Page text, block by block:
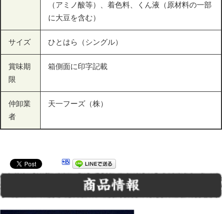
（アミノ酸等）、着色料、くん液（原材料の一部
に大豆を含む）
サイズ ひとはら（シングル）
賞味期
限
箱側面に印字記載
仲卸業
者
天一フーズ（株）